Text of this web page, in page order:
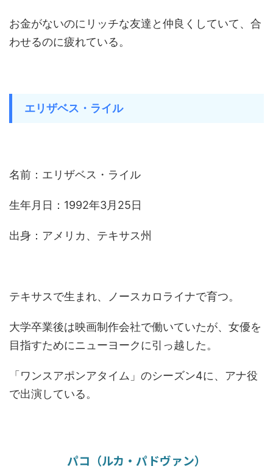
お金がないのにリッチな友達と仲良くしていて、合
わせるのに疲れている。
エリザベス・ライル
名前：エリザベス・ライル
生年月日：1992年3月25日
出身：アメリカ、テキサス州
テキサスで生まれ、ノースカロライナで育つ。
大学卒業後は映画制作会社で働いていたが、女優を
目指すためにニューヨークに引っ越した。
「ワンスアポンアタイム」のシーズン4に、アナ役
で出演している。
パコ（ルカ・パドヴァン）